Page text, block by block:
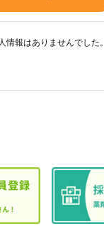
情報はありませんでした。